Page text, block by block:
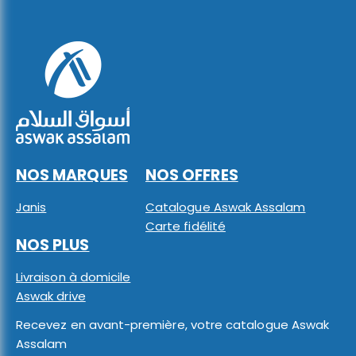
NOS MARQUES
Janis
NOS OFFRES
Catalogue Aswak Assalam
Carte fidélité
NOS PLUS
Livraison à domicile
Aswak drive
Recevez en avant-première, votre catalogue Aswak
Assalam